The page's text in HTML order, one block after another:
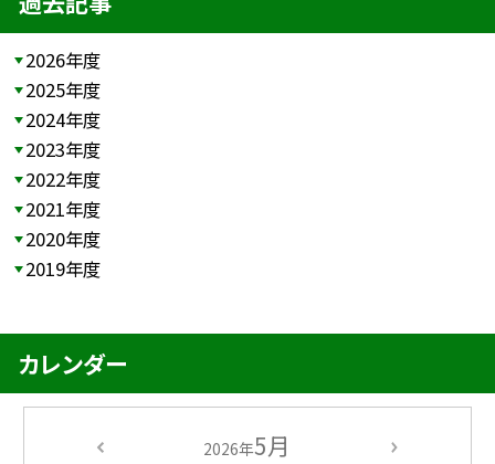
2026年度
2025年度
2024年度
2023年度
2022年度
2021年度
2020年度
2019年度
カレンダー
2026年5月